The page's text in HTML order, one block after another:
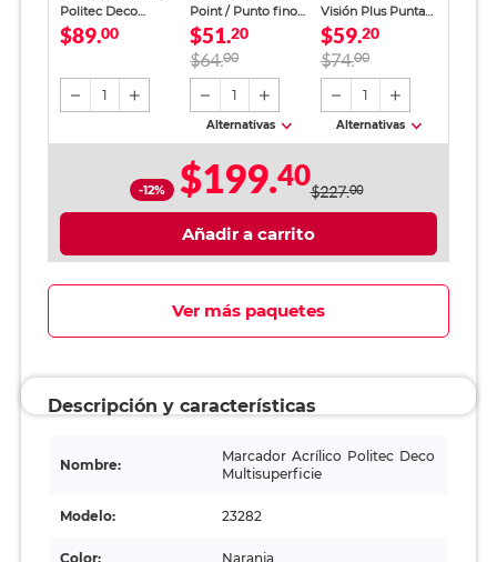
Politec Deco
Multisuperficie
$89.00
1
Point / Punto fino /
Tinta colores
surtidos / 10 piezas
$51.20
$64.00
1
Alternativas
Visión Plus Punta
Cincel Colores 5
piezas
$59.20
$74.00
1
Alternativas
-12% $199.40$227.00
Añadir a carrito
Ver más paquetes
Descripción y características
Nombre:
Marcador Acrílico Politec Deco
Multisuperficie
Modelo: 23282
Color: Naranja